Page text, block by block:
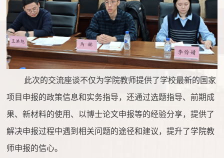
此次的交流座谈不仅为学院教师提供了学校最新的国家
项目申报的政策信息和实务指导，还通过选题指导、前期成
果、新材料的使用、以博士论文申报等的经验分享，提供了
解决申报过程中遇到相关问题的途径和建议，提升了学院教
师申报的信心。